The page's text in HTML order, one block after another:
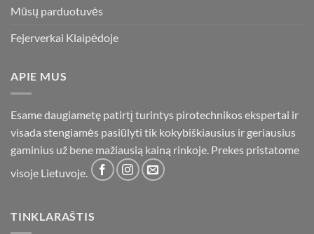
Mūsų parduotuvės
Fejerverkai Klaipėdoje
APIE MUS
Esame daugiametę patirtį turintys pirotechnikos ekspertai ir
visada stengiamės pasiūlyti tik kokybiškiausius ir geriausius
gaminius už bene mažiausią kainą rinkoje. Prekes pristatome
visoje Lietuvoje.
TINKLARAŠTIS